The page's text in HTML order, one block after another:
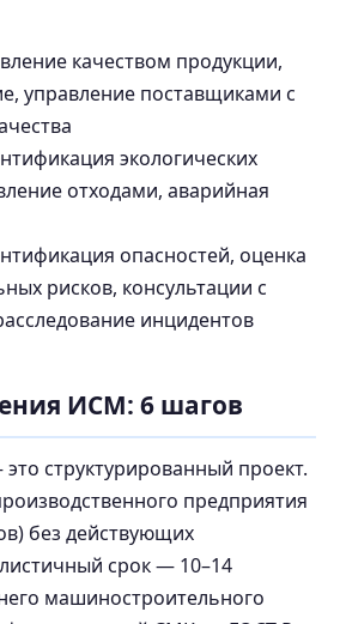
качеством продукции,
управление поставщиками с
экологических
отходами, аварийная
опасностей, оценка
рисков, консультации с
инцидентов
ИСМ: 6 шагов
структурированный проект.
предприятия
без действующих
срок — 10–14
машиностроительного